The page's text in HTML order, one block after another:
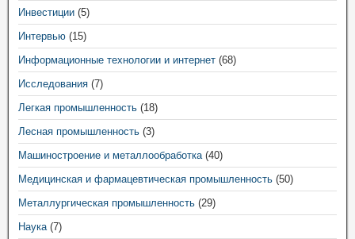
Инвестиции (5)
Интервью (15)
Информационные технологии и интернет (68)
Исследования (7)
Легкая промышленность (18)
Лесная промышленность (3)
Машиностроение и металлообработка(40)
Медицинская и фармацевтическая промышленность (50)
Металлургическая промышленность (29)
Наука(7)